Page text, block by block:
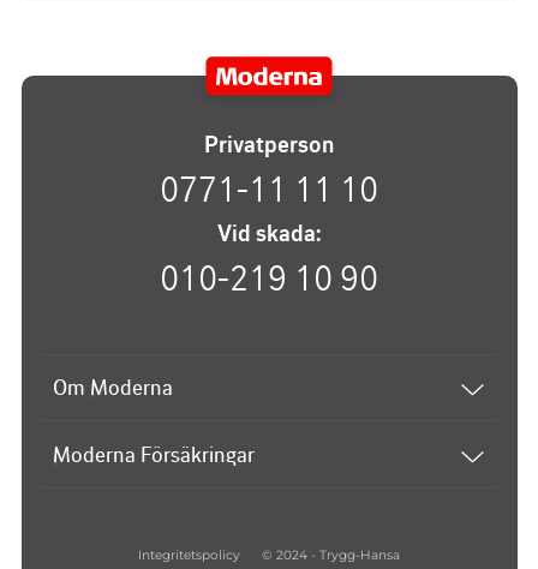
Privatperson
0771-11 11 10
Vid skada:
010-219 10 90
Om Moderna
Hantering av personuppgifter
Moderna Försäkringar
Bilsport & MCIntegritetspolicy © 2024 - Trygg-Hansa